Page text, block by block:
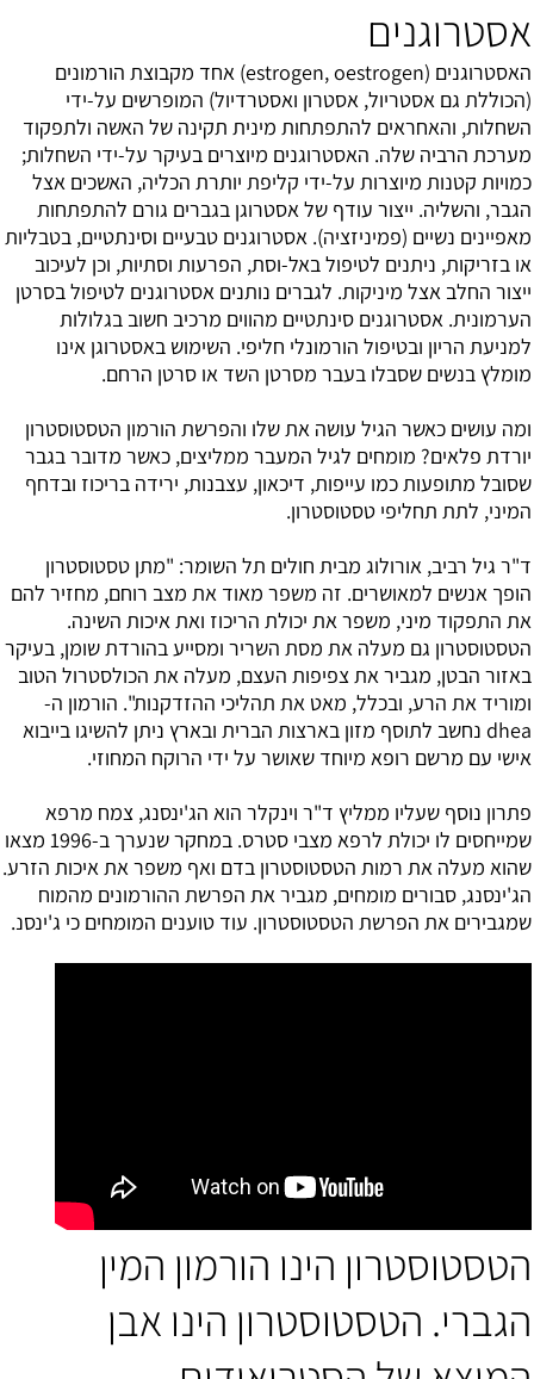
אסטרוגנים
האסטרוגנים (estrogen, oestrogen) אחד מקבוצת הורמונים
(הכוללת גם אסטריול, אסטרון ואסטרדיול) המופרשים על-ידי
השחלות, והאחראים להתפתחות מינית תקינה של האשה ולתפקוד
מערכת הרביה שלה. האסטרוגנים מיוצרים בעיקר על-ידי השחלות;
כמויות קטנות מיוצרות על-ידי קליפת יותרת הכליה, האשכים אצל
הגבר, והשליה. ייצור עודף של אסטרוגן בגברים גורם להתפתחות
מאפיינים נשיים (פמיניזציה). אסטרוגנים טבעיים וסינתטיים, בטבליות
או בזריקות, ניתנים לטיפול באל-וסת, הפרעות וסתיות, וכן לעיכוב
ייצור החלב אצל מיניקות. לגברים נותנים אסטרוגנים לטיפול בסרטן
הערמונית. אסטרוגנים סינתטיים מהווים מרכיב חשוב בגלולות
למניעת הריון ובטיפול הורמונלי חליפי. השימוש באסטרוגן אינו
מומלץ בנשים שסבלו בעבר מסרטן השד או סרטן הרחם.
ומה עושים כאשר הגיל עושה את שלו והפרשת הורמון הטסטוסטרון
יורדת פלאים? מומחים לגיל המעבר ממליצים, כאשר מדובר בגבר
שסובל מתופעות כמו עייפות, דיכאון, עצבנות, ירידה בריכוז ובדחף
המיני, לתת תחליפי טסטוסטרון.
ד"ר גיל רביב, אורולוג מבית חולים תל השומר: "מתן טסטוסטרון
הופך אנשים למאושרים. זה משפר מאוד את מצב רוחם, מחזיר להם
את התפקוד מיני, משפר את יכולת הריכוז ואת איכות השינה.
הטסטוסטרון גם מעלה את מסת השריר ומסייע בהורדת שומן, בעיקר
באזור הבטן, מגביר את צפיפות העצם, מעלה את הכולסטרול הטוב
ומוריד את הרע, ובכלל, מאט את תהליכי ההזדקנות". הורמון ה-
dhea נחשב לתוסף מזון בארצות הברית ובארץ ניתן להשיגו בייבוא
אישי עם מרשם רופא מיוחד שאושר על ידי הרוקח המחוזי.
פתרון נוסף שעליו ממליץ ד"ר וינקלר הוא הג'ינסנג, צמח מרפא
שמייחסים לו יכולת לרפא מצבי סטרס. במחקר שנערך ב-1996 מצאו
שהוא מעלה את רמות הטסטוסטרון בדם ואף משפר את איכות הזרע.
הג'ינסנג, סבורים מומחים, מגביר את הפרשת ההורמונים מהמוח
שמגבירים את הפרשת הטסטוסטרון. עוד טוענים המומחים כי ג'ינסנ.
הטסטוסטרון הינו הורמון המין
הגברי. הטסטוסטרון הינו אבן